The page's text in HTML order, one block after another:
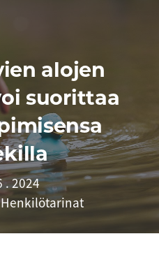
alojen
suorittaa
. 2024
Henkilötarinat